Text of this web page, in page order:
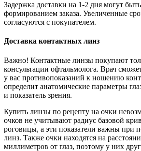
Задержка доставки на 1-2 дня могут
формированием заказа. Увеличенные
согласуются с покупателем.
Доставка контактных линз
Важно! Контактные линзы покупают
консультации офтальмолога. Врач
у вас противопоказаний к ношению
определит анатомические параметры
и показатель зрения.
Купить линзы по рецепту на очки
очков не учитывают радиус базовой
роговицы, а эти показатели важны при
линз. Также очки находятся на
миллиметров от глаз, поэтому у них